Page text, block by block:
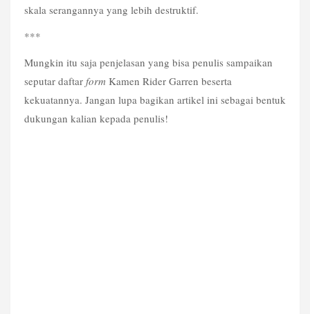
skala serangannya yang lebih destruktif.
***
Mungkin itu saja penjelasan yang bisa penulis sampaikan
seputar daftar form Kamen Rider Garren beserta
kekuatannya. Jangan lupa bagikan artikel ini sebagai bentuk
dukungan kalian kepada penulis!